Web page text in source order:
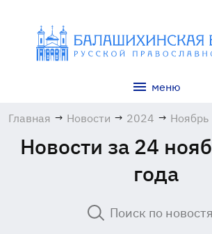
меню
Главная → Новости → 2024 → Ноябрь
Новости за 24
года